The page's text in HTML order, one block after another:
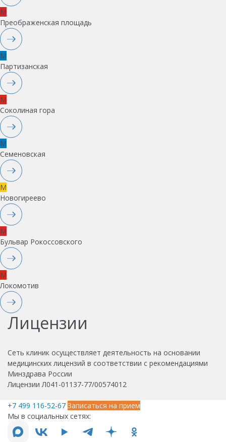
M
Преображенская площадь
M
Партизанская
M
Соколиная гора
M
Семеновская
M
Новогиреево
M
Бульвар Рокоссовского
M
Локомотив
Лицензии
Сеть клиник осуществляет деятельность на основании
медицинских лицензий в соответствии с рекомендациями
Минздрава России
Лицензии Л041-01137-77/00574012
+7 499 116-52-67 Записаться на прием
Мы в социальных сетях: